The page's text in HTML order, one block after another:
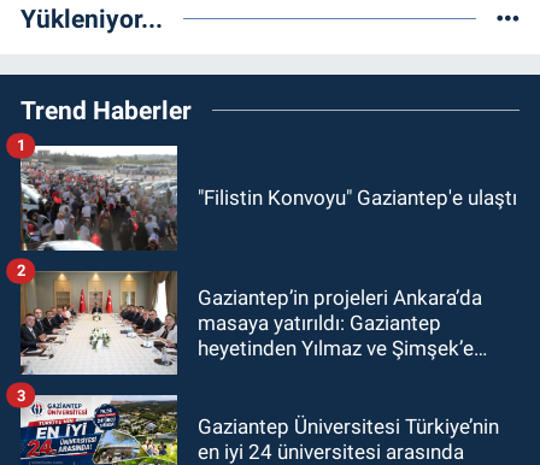
Yükleniyor...
Trend Haberler
"Filistin Konvoyu" Gaziantep'e ulaştı
1
Gaziantep’in projeleri Ankara’da
masaya yatırıldı: Gaziantep
heyetinden Yılmaz ve Şimşek’e
2
Gaziantep Üniversitesi Türkiye’nin
en iyi 24 üniversitesi arasında
3